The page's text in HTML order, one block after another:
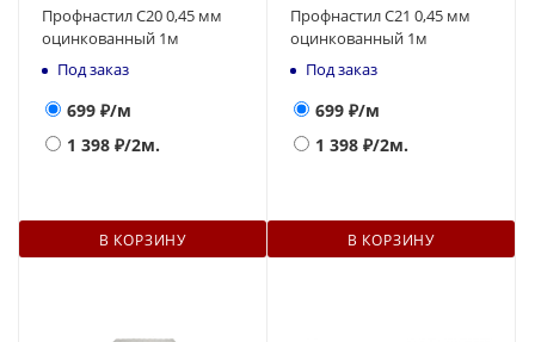
Профнастил С20 0,45 мм
оцинкованный 1м
Под заказ
699 ₽/м
1 398 ₽/2м.
В КОРЗИНУ
Профнастил С21 0,45 мм
оцинкованный 1м
Под заказ
699 ₽/м
1 398 ₽/2м.
В КОРЗИНУ